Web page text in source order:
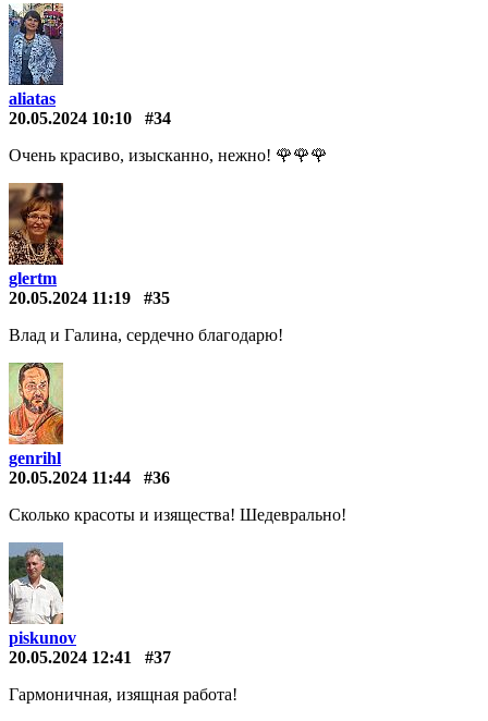
aliatas
20.05.2024 10:10
#34
Очень красиво, изысканно, нежно! 🌹🌹🌹
glertm
20.05.2024 11:19
#35
Влад и Галина, сердечно благодарю!
genrihl
20.05.2024 11:44
#36
Сколько красоты и изящества! Шедеврально!
piskunov
20.05.2024 12:41
#37
Гармоничная, изящная работа!